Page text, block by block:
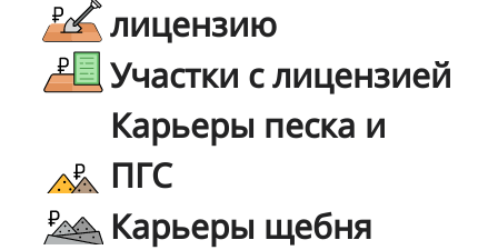
лицензию
Участки с лицензией
Карьеры песка и
ПГС
Карьеры щебня